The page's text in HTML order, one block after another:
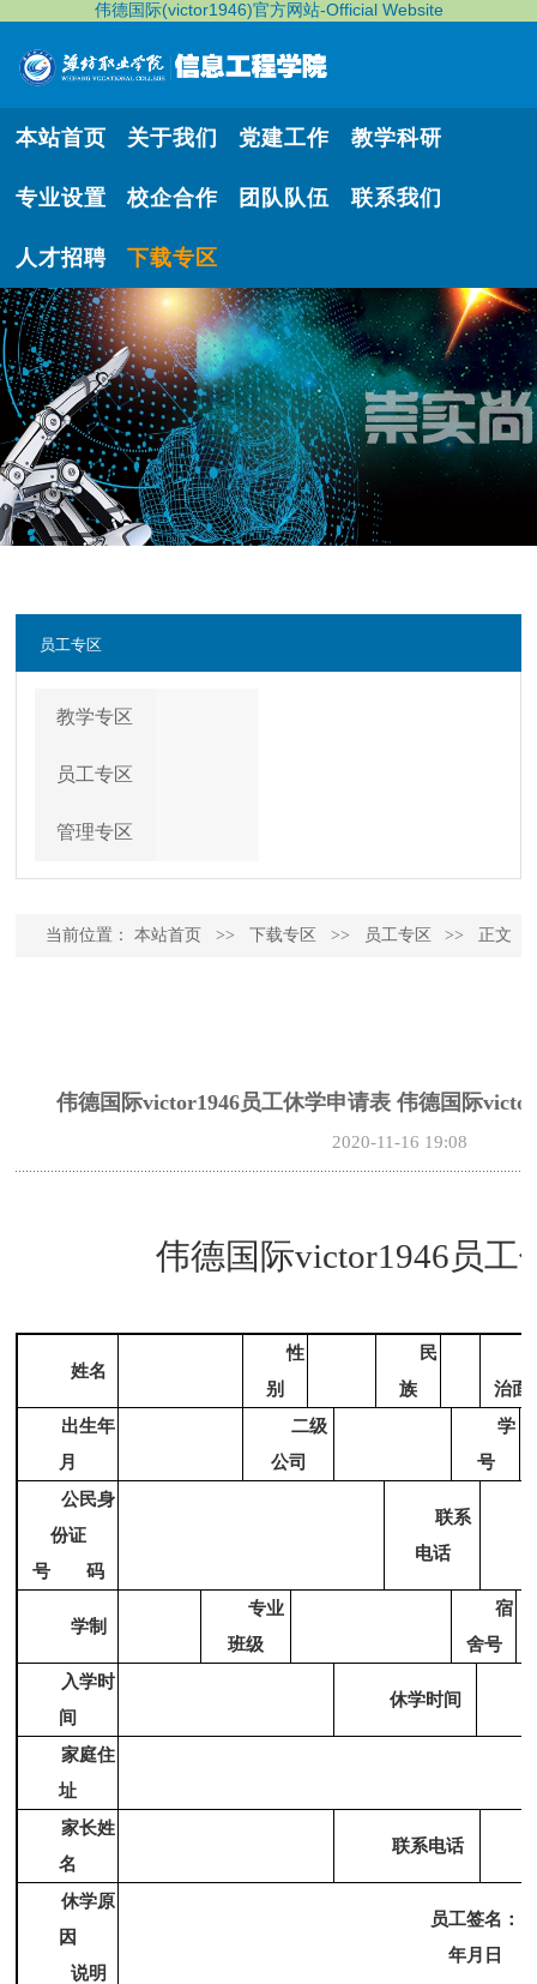
伟德国际(victor1946)官方网站-Official Website
本站首页 关于我们 党建工作 教学科研
专业设置 校企合作 团队队伍 联系我们
人才招聘 下载专区
员工专区
教学专区
员工专区
管理专区
当前位置： 本站首页 >> 下载专区 >> 员工专区 >> 正文
伟德国际victor1946员工休学申请表 伟德国际
2020-11-16 19:08
伟德国际victor1946员工
姓名
性
别
民
族
治面
出生年
月
二级
公司
学
号
公民身
份证
号 码
联系
电话
学制
专业
班级
宿
舍号
入学时
间
休学时间
家庭住
址
家长姓
名
联系电话
休学原
因
说明
员工签名：
年月 日